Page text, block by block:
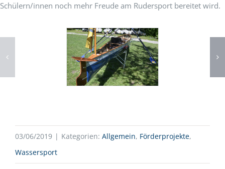
Schülern/innen noch mehr Freude am Rudersport bereitet wird.
03/06/2019 | Kategorien: Allgemein, Förderprojekte,
Wassersport